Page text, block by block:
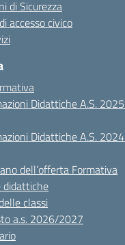
di Sicurezza
accesso civico
Didattiche A.S.
Didattiche A.S.
dell’offerta Formativa
didattiche
classi
a.s. 2026/2027